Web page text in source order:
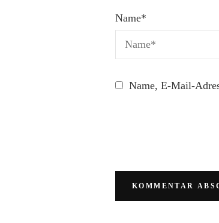
Name*
Name, E-Mail-